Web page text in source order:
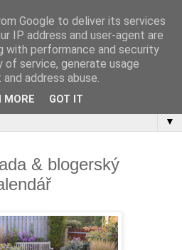
▼
& blogerský
Google to deliver its services
IP address and user-agent are
with performance and security
service, generate usage
address abuse.
MORE GOT IT